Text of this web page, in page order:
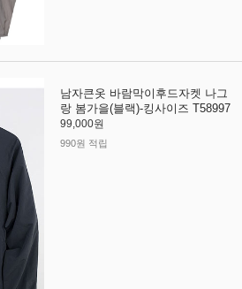
남자큰옷 바람막이후드자켓 나그
랑 봄가을(블랙)-킹사이즈 T58997
99,000원
990원 적립